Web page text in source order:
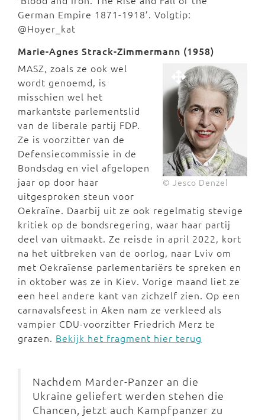
German Empire 1871-1918’. Volgtip:
@Hoyer_kat
Marie-Agnes Strack-Zimmermann (1958)
© Jesco Denzel
MASZ, zoals ze ook wel
wordt genoemd, is
misschien wel het
markantste parlementslid
van de liberale partij FDP.
Ze is voorzitter van de
Defensiecommissie in de
Bondsdag en viel afgelopen
jaar op door haar
uitgesproken steun voor
Oekraïne. Daarbij uit ze ook regelmatig stevige
kritiek op de bondsregering, waar haar partij
deel van uitmaakt. Ze reisde in april 2022, kort
na het uitbreken van de oorlog, naar Lviv om
met Oekraïense parlementariërs te spreken en
in oktober was ze in Kiev. Vorige maand liet ze
een heel andere kant van zichzelf zien. Op een
carnavalsfeest in Aken nam ze verkleed als
vampier CDU-voorzitter Friedrich Merz te
grazen. Bekijk het fragment hier terug
Nachdem Marder-Panzer an die
Ukraine geliefert werden stehen die
Chancen, jetzt auch Kampfpanzer zu